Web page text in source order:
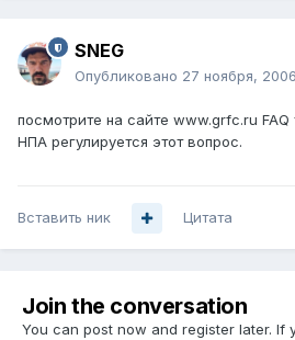
SNEG
Опубликовано 27 ноября, 2006
посмотрите на сайте www.grfc.ru
НПА регулируется этот вопрос.
Вставить ник Цитата
Join the conversation
You can post now and register later. If